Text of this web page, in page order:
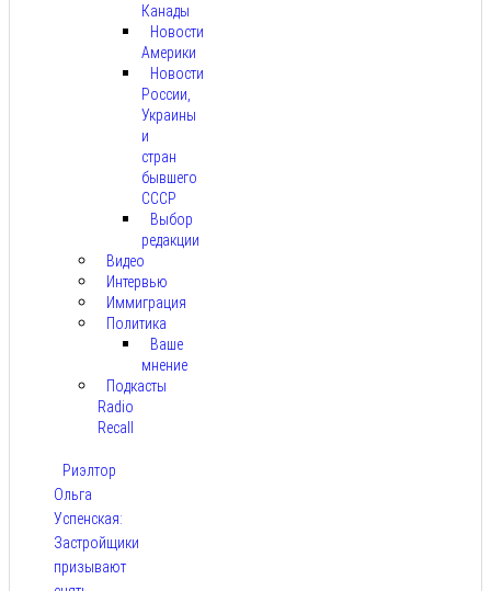
Канады
Новости
Америки
Новости
России,
Украины
и
стран
бывшего
СССР
Выбор
редакции
Видео
Интервью
Иммиграция
Политика
Ваше
мнение
Подкасты
Radio
Recall
Риэлтор
Ольга
Успенская:
Застройщики
призывают